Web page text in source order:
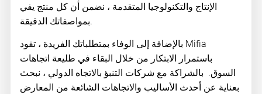
الإنتاج والتكنولوجيا المتقدمة ، نضمن أن كل منتج يفي
بمواصفاتك الدقيقة.
بالإضافة إلى الوفاء بمتطلباتك الفريدة ، تقود Mifia
باستمرار الابتكار من خلال البقاء في طليعة اتجاهات
السوق. بالشراكة مع شركات التنبؤ بالاتجاه الدولي ، نبحث
بعناية عن أحدث الأساليب والاتجاهات الشائعة من المعارض